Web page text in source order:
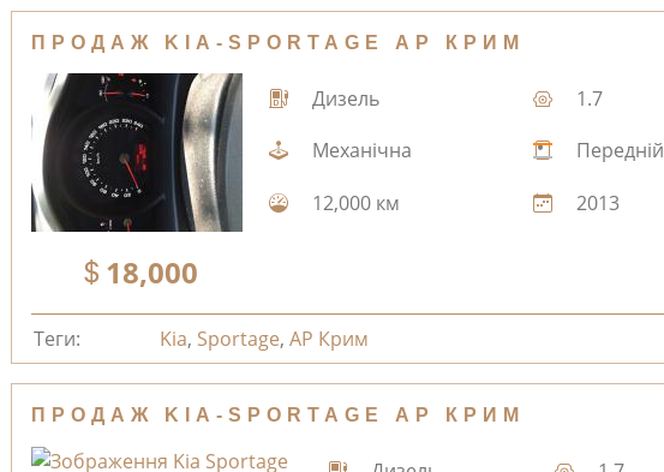
ПРОДАЖ KIA-SPORTAGE АР КРИМ
18,000
Дизель
1.7
Механічна
Передній
12,000 км
2013
Теги: Kia, Sportage,АР Крим
ПРОДАЖ KIA-SPORTAGE АР КРИМ